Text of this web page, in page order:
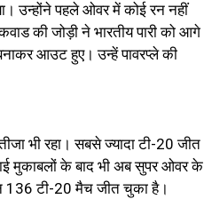
उन्होंने पहले ओवर में कोई रन नहीं
की जोड़ी ने भारतीय पारी को आगे
आउट हुए। उन्हें पावरप्ले की
भी रहा। सबसे ज्यादा टी-20 जीत
मुकाबलों के बाद भी अब सुपर ओवर के
136 टी-20 मैच जीत चुका है।